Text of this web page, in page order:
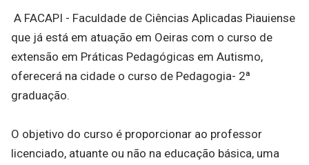
A FACAPI - Faculdade de Ciências Aplicadas Piauiense
que já está em atuação em Oeiras com o curso de
extensão em Práticas Pedagógicas em Autismo,
oferecerá na cidade o curso de Pedagogia- 2ª
graduação.
O objetivo do curso é proporcionar ao professor
licenciado, atuante ou não na educação básica, uma